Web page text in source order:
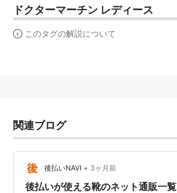
ドクターマーチン レディース
このタグの解説について
関連ブログ
後払いNAVI • 3ヶ月前
後払いが使える靴のネット通販一覧